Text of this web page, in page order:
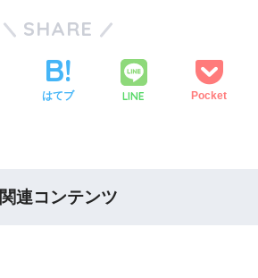
SHARE
はてブ LINE Pocket
関連コンテンツ